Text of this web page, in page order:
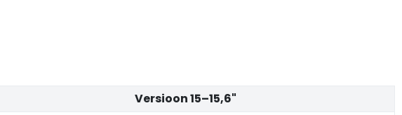
Versioon 15–15,6"